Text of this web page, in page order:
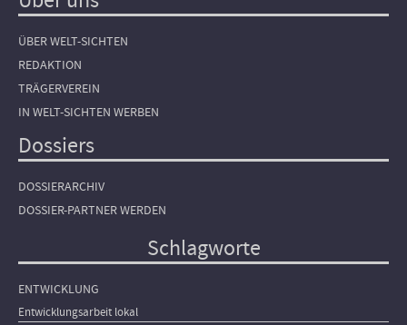
ÜBER WELT-SICHTEN
REDAKTION
TRÄGERVEREIN
IN WELT-SICHTEN WERBEN
Dossiers
DOSSIERARCHIV
DOSSIER-PARTNER WERDEN
Schlagworte
ENTWICKLUNG
Entwicklungsarbeit lokal